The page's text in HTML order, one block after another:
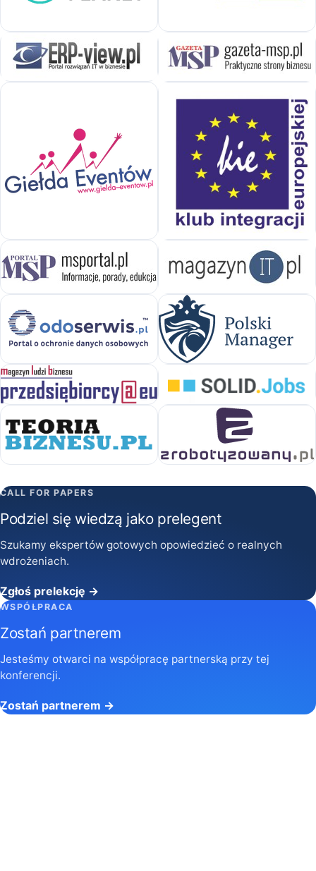
CALL FOR PAPERS
Podziel się wiedzą jako prelegent
Szukamy ekspertów gotowych opowiedzieć o realnych
wdrożeniach.
Zgłoś prelekcję →
WSPÓŁPRACA
Zostań partnerem
Jesteśmy otwarci na współpracę partnerską przy tej
konferencji.
Zostań partnerem →